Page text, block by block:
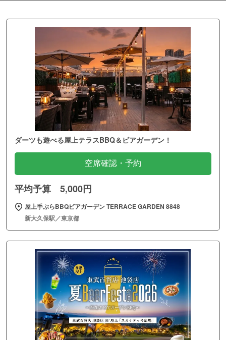
ダーツも遊べる屋上テラスBBQ＆ビアガーデン！
空席確認・予約
平均予算 5,000円
屋上手ぶらBBQビアガーデン TERRACE GARDEN 8848
新大久保駅／東京都